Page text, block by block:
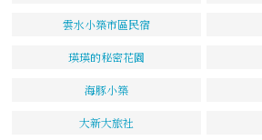
雲水小築市區民宿
瑛瑛的秘密花園
海豚小築
大新大旅社